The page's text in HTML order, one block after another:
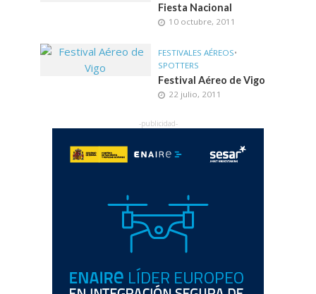
Fiesta Nacional
10 octubre, 2011
FESTIVALES AÉREOS•
SPOTTERS
Festival Aéreo de Vigo
22 julio, 2011